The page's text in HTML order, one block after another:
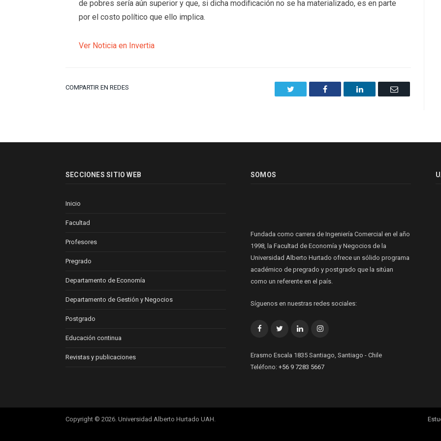
de pobres sería aún superior y que, si dicha modificación no se ha materializado, es en parte
por el costo político que ello implica.
Ver Noticia en Invertia
COMPARTIR EN REDES Facebook LinkedIn Email
SECCIONES SITIO WEB
Inicio
Facultad
Profesores
Pregrado
Departamento de Economía
Departamento de Gestión y Negocios
Postgrado
Educación continua
Revistas y publicaciones
SOMOS
Fundada como carrera de Ingeniería Comercial en el año
1998, la Facultad de Economía y Negocios de la
Universidad Alberto Hurtado ofrece un sólido programa
académico de pregrado y postgrado que la sitúan
como un referente en el país.
Síguenos en nuestras redes sociales:
FacebookTwitterLinkedInInstagram
Erasmo Escala 1835 Santiago, Santiago - Chile
Teléfono: +56 9 7283 5667
Copyright © 2026. Universidad Alberto Hurtado UAH.